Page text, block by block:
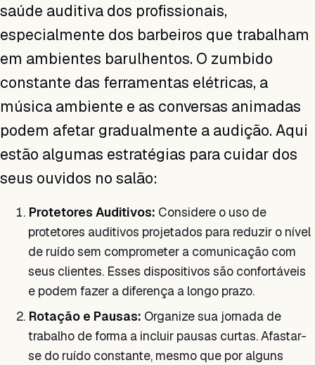
saúde auditiva dos profissionais,
especialmente dos barbeiros que trabalham
em ambientes barulhentos. O zumbido
constante das ferramentas elétricas, a
música ambiente e as conversas animadas
podem afetar gradualmente a audição. Aqui
estão algumas estratégias para cuidar dos
seus ouvidos no salão:
Protetores Auditivos: Considere o uso de
protetores auditivos projetados para reduzir o nível
de ruído sem comprometer a comunicação com
seus clientes. Esses dispositivos são confortáveis
e podem fazer a diferença a longo prazo.
Rotação e Pausas: Organize sua jornada de
trabalho de forma a incluir pausas curtas. Afastar-
se do ruído constante, mesmo que por alguns